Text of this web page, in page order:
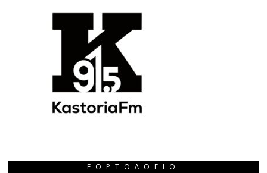
ΕΟΡΤΟΛΌΓΙΟ